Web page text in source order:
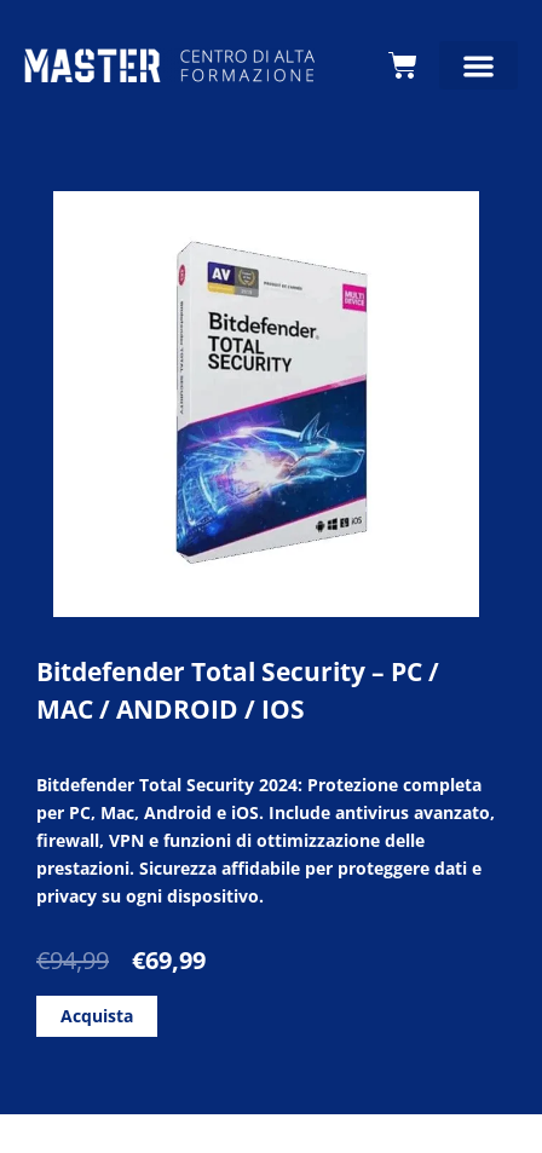
Carrello
Bitdefender Total Security – PC /
MAC / ANDROID / IOS
Bitdefender Total Security 2024: Protezione completa
per PC, Mac, Android e iOS. Include antivirus avanzato,
firewall, VPN e funzioni di ottimizzazione delle
prestazioni. Sicurezza affidabile per proteggere dati e
privacy su ogni dispositivo.
€94,99
Il
originale
era:
€69,99Il
Acquista